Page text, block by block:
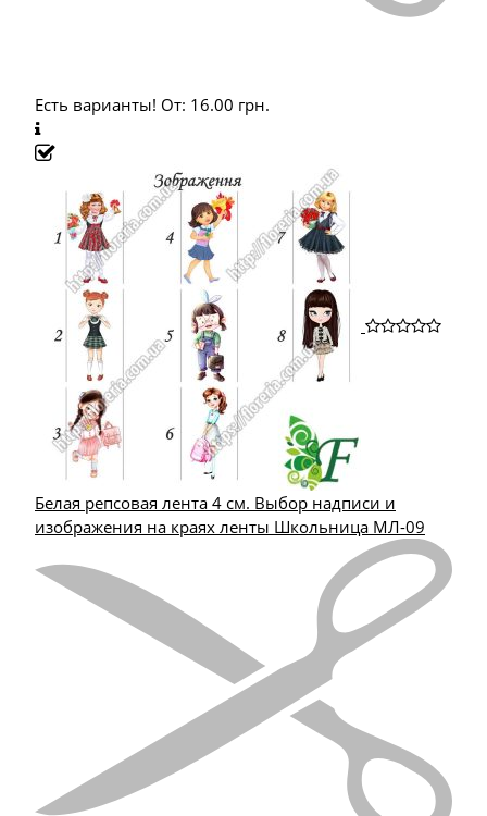
Есть варианты! От: 16.00 грн.
Белая репсовая лента 4 см. Выбор надписи и
изображения на краях ленты Школьница МЛ-09